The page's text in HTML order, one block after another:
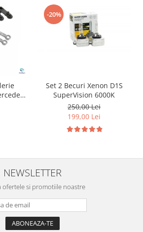
-20%
Set 2 Becuri Xenon D1S
SuperVision 6000K
250,00 Lei
199,00 Lei
NEWSLETTER
ofertele si promotiile noastre